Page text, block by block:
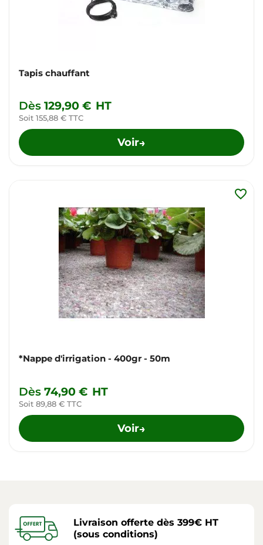
Tapis chauffant
Dès 129,90 € HT
Soit 155,88 € TTC
Voir→
*Nappe d'irrigation - 400gr - 50m
Dès 74,90 € HT
Soit 89,88 € TTC
Voir→
favorite_border
Livraison offerte dès 399€ HT
(sous conditions)